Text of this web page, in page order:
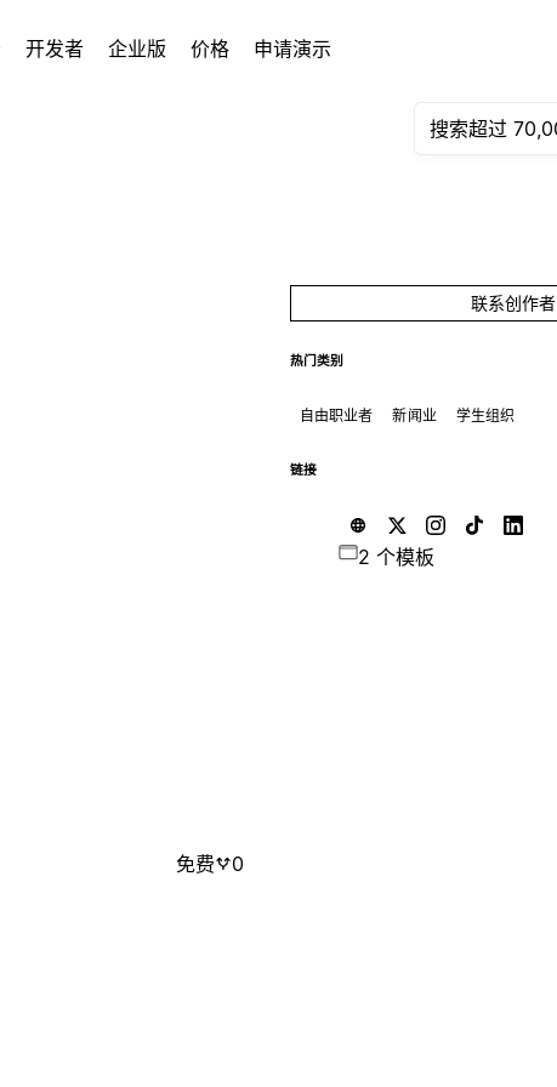
开发者 企业版 价格 申请演示
联系创作者
热门类别
自由职业者 新闻业 学生组织
链接
2 个模板
免费 0